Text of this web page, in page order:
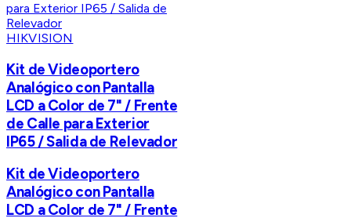
HIKVISION
Kit de Videoportero
Analógico con Pantalla
LCD a Color de 7" / Frente
de Calle para Exterior
IP65 / Salida de Relevador
Kit de Videoportero
Analógico con Pantalla
LCD a Color de 7" / Frente